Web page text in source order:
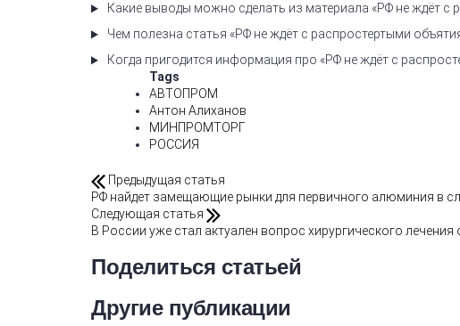
Какие выводы можно сделать из материала «РФ не ждёт
Чем полезна статья «РФ не ждёт с распростертыми
Когда пригодится информация про «РФ не ждёт с
Tags
АВТОПРОМ
Антон Алиханов
МИНПРОМТОРГ
РОССИЯ
Предыдущая статья
РФ найдет замещающие рынки для первичного алюминия в
Следующая статья
В России уже стал актуален вопрос хирургического
Поделиться статьей
Другие публикации